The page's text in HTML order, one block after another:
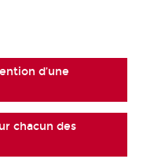
d’une
chacun des